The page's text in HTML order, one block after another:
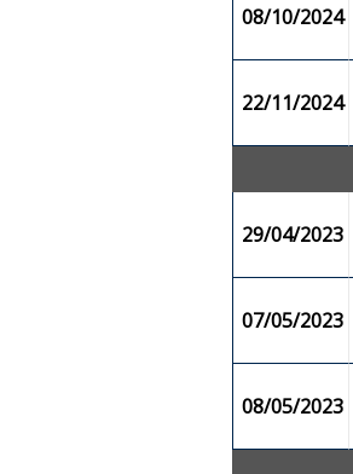
08/10/2024
22/11/2024
29/04/2023
07/05/2023
08/05/2023